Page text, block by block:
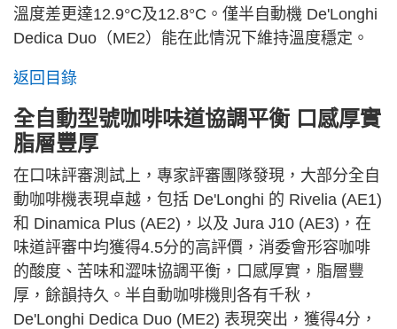
溫度差更達12.9°C及12.8°C。僅半自動機 De'Longhi
Dedica Duo（ME2）能在此情況下維持溫度穩定。
返回目錄
全自動型號咖啡味道協調平衡 口感厚實
脂層豐厚
在口味評審測試上，專家評審團隊發現，大部分全自
動咖啡機表現卓越，包括 De'Longhi 的 Rivelia (AE1)
和 Dinamica Plus (AE2)，以及 Jura J10 (AE3)，在
味道評審中均獲得4.5分的高評價，消委會形容咖啡
的酸度、苦味和澀味協調平衡，口感厚實，脂層豐
厚，餘韻持久。半自動咖啡機則各有千秋，
De'Longhi Dedica Duo (ME2) 表現突出，獲得4分，